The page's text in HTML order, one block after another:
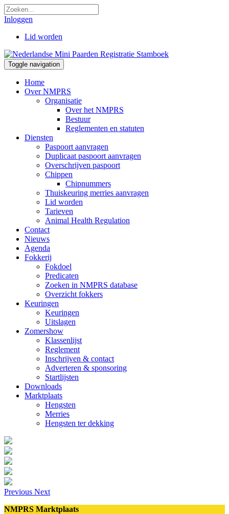
Inloggen
Lid worden
Toggle navigation
Home
Over NMPRS
Organisatie
Over het NMPRS
Bestuur
Reglementen en statuten
Diensten
Paspoort aanvragen
Duplicaat paspoort aanvragen
Overschrijven paspoort
Chippen
Chipnummers
Thuiskeuring merries aanvragen
Lid worden
Tarieven
Animal Health Regulation
Contact
Nieuws
Agenda
Fokkerij
Fokdoel
Predicaten
Zoeken in NMPRS database
Overzicht fokkers
Keuringen
Keuringen
Uitslagen
Zomershow
Klassenlijst
Reglement
Inschrijven & contact
Adverteren & sponsoring
Startlijsten
Downloads
Marktplaats
Hengsten
Merries
Hengsten ter dekking
Previous Next
NMPRS Marktplaats